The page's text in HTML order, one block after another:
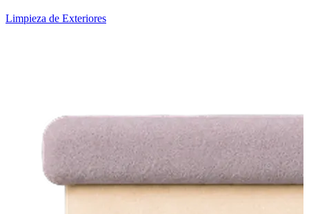
Limpieza de Exteriores